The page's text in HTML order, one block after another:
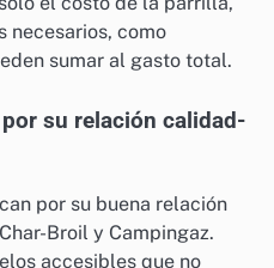
necesarios, como
sumar al gasto total.
su relación calidad-
por su buena relación
Broil y Campingaz.
accesibles que no